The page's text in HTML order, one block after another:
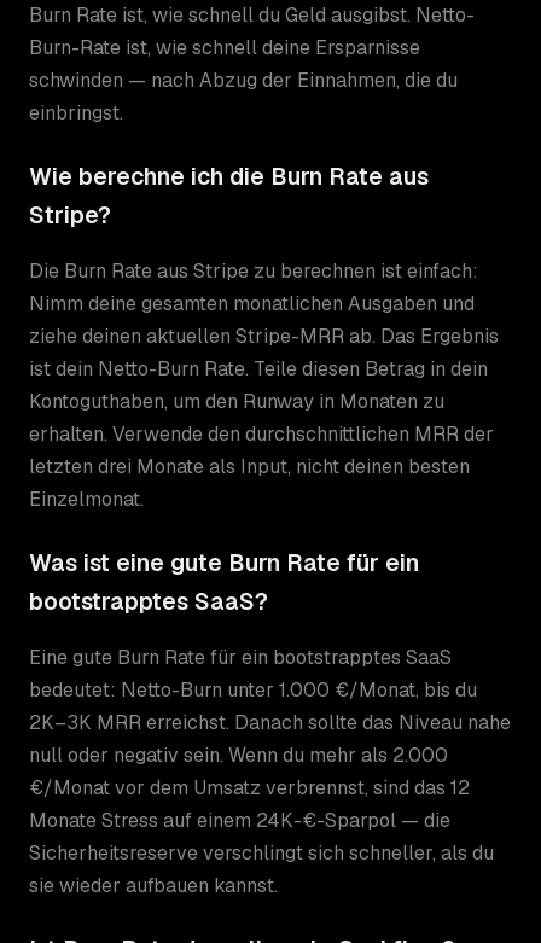
Burn Rate ist, wie schnell du Geld ausgibst. Netto-
Burn-Rate ist, wie schnell deine Ersparnisse
schwinden — nach Abzug der Einnahmen, die du
einbringst.
Wie berechne ich die Burn Rate aus
Stripe?
Die Burn Rate aus Stripe zu berechnen ist einfach:
Nimm deine gesamten monatlichen Ausgaben und
ziehe deinen aktuellen Stripe-MRR ab. Das Ergebnis
ist dein Netto-Burn Rate. Teile diesen Betrag in dein
Kontoguthaben, um den Runway in Monaten zu
erhalten. Verwende den durchschnittlichen MRR der
letzten drei Monate als Input, nicht deinen besten
Einzelmonat.
Was ist eine gute Burn Rate für ein
bootstrapptes SaaS?
Eine gute Burn Rate für ein bootstrapptes SaaS
bedeutet: Netto-Burn unter 1.000 €/Monat, bis du
2K–3K MRR erreichst. Danach sollte das Niveau nahe
null oder negativ sein. Wenn du mehr als 2.000
€/Monat vor dem Umsatz verbrennst, sind das 12
Monate Stress auf einem 24K-€-Sparpol — die
Sicherheitsreserve verschlingt sich schneller, als du
sie wieder aufbauen kannst.